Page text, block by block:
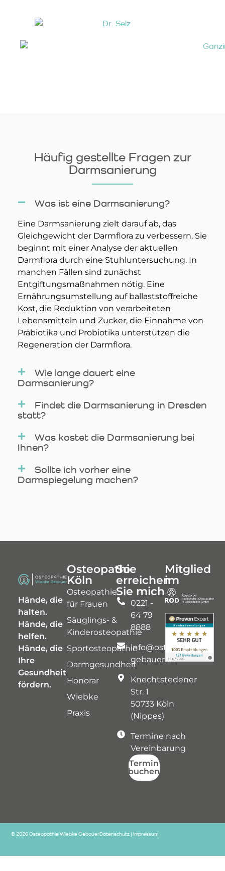
Häufig gestellte Fragen zur
Darmsanierung
Was ist eine Darmsanierung?
Eine Darmsanierung zielt darauf ab, das
Gleichgewicht der Darmflora zu verbessern. Sie
beginnt mit einer Analyse der aktuellen
Darmflora durch eine Stuhluntersuchung. In
manchen Fällen sind zunächst
Entgiftungsmaßnahmen nötig. Eine
Ernährungsumstellung auf ballaststoffreiche
Kost, die Reduktion von verarbeiteten
Lebensmitteln und Zucker, die Einnahme von
Präbiotika und Probiotika unterstützen die
Regeneration der Darmflora.
Wie lange dauert eine
Darmsanierung?
Findet die Darmsanierung in Dresden
statt?
Was kostet die Darmsanierung bei
Ihnen?
Sollte ich vorher eine
Darmspiegelung machen?
Hände, die
halten.
Hände, die
helfen.
Hände, die
Ihre
Gesundheit
fördern.
Osteopathie
Köln
Osteopathie
für Frauen
Säuglings- &
Kinderosteopathie
Sportosteopathie
Darmgesundheit
Honorar
Wiebke
Praxis
So
erreichen
Sie mich
0221 -
64 79
8888
info@osteopathie-
gebauer.de
Knechtstedener
Str. 1
50733 Köln
(Nippes)
Termine nach
Vereinbarung
Termin
buchen
Mitglied
im
© 2026 Osteopathie Wiebke GebauerDatenschutz |Impressum